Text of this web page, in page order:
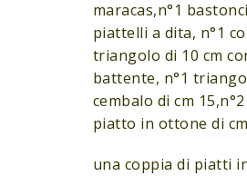
maracas,n°1
piattelli a dita, n°1
triangolo di 10 cm
battente, n°1
cembalo di cm
piatto in ottone di
una coppia di piatti